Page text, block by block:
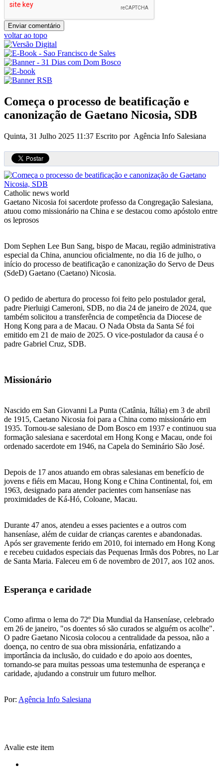
voltar ao topo
Começa o processo de beatificação e
canonização de Gaetano Nicosia, SDB
Quinta, 31 Julho 2025 11:37 Escrito por Agência Info Salesiana
Catholic news world
Gaetano Nicosia foi sacerdote professo da Congregação Salesiana,
atuou como missionário na China e se destacou como apóstolo entre
os leprosos
Dom Sephen Lee Bun Sang, bispo de Macau, região administrativa
especial da China, anunciou oficialmente, no dia 16 de julho, o
início do processo de beatificação e canonização do Servo de Deus
(SdeD) Gaetano (Caetano) Nicosia.
O pedido de abertura do processo foi feito pelo postulador geral,
padre Pierluigi Cameroni, SDB, no dia 24 de janeiro de 2024, que
também solicitou a transferência de competência da Diocese de
Hong Kong para a de Macau. O Nada Obsta da Santa Sé foi
emitido em 21 de maio de 2025. O vice-postulador da causa é o
padre Gabriel Cruz, SDB.
Missionário
Nascido em San Giovanni La Punta (Catânia, Itália) em 3 de abril
de 1915, Caetano Nicosia foi para a China como missionário em
1935. Tornou-se salesiano de Dom Bosco em 1937 e continuou sua
formação salesiana e sacerdotal em Hong Kong e Macau, onde foi
ordenado sacerdote em 1946, na Capela do Seminário São José.
Depois de 17 anos atuando em obras salesianas em benefício de
jovens e fiéis em Macau, Hong Kong e China Continental, foi, em
1963, designado para atender pacientes com hanseníase nas
proximidades de Ká-Hó, Coloane, Macau.
Durante 47 anos, atendeu a esses pacientes e a outros com
hanseníase, além de cuidar de crianças carentes e abandonadas.
Após ser gravemente ferido em 2010, foi internado em Hong Kong
e recebeu cuidados especiais das Pequenas Irmãs dos Pobres, no Lar
de Santa Maria. Faleceu em 6 de novembro de 2017, aos 102 anos.
Esperança e caridade
Como afirma o lema do 72º Dia Mundial da Hanseníase, celebrado
em 26 de janeiro, "os doentes só são curados se alguém os acolhe".
O padre Gaetano Nicosia colocou a centralidade da pessoa, não a
doença, no centro de sua obra missionária, enfatizando a
importância da inclusão, do cuidado e do apoio aos doentes,
tornando-se para muitas pessoas uma testemunha de esperança e
caridade, ajudando a construir um futuro melhor.
Por: Agência Info Salesiana
Avalie este item